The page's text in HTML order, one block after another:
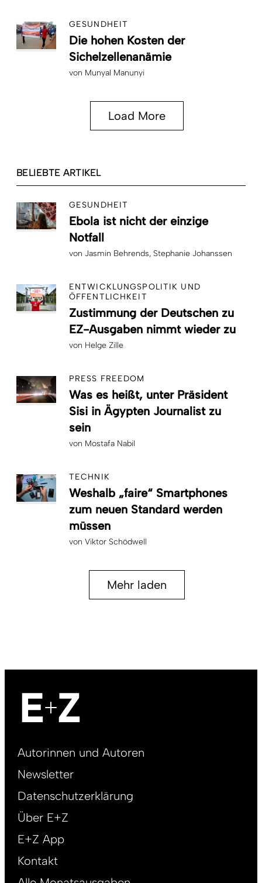
GESUNDHEIT
Die hohen Kosten der
Sichelzellenanämie
von Munyal Manunyi
Load More
BELIEBTE ARTIKEL
GESUNDHEIT
Ebola ist nicht der einzige
Notfall
von Jasmin Behrends Stephanie Johanssen
ENTWICKLUNGSPOLITIK UND
ÖFFENTLICHKEIT
Zustimmung der Deutschen zu
EZ-Ausgaben nimmt wieder zu
von Helge Zille
PRESS FREEDOM
Was es heißt, unter Präsident
Sisi in Ägypten Journalist zu
sein
von Mostafa Nabil
TECHNIK
Weshalb „faire“ Smartphones
zum neuen Standard werden
müssen
von Viktor Schödwell
Mehr laden
Footer
DE
Autorinnen und Autoren
Newsletter
Datenschutzerklärung
Über E+Z
E+Z App
Kontakt